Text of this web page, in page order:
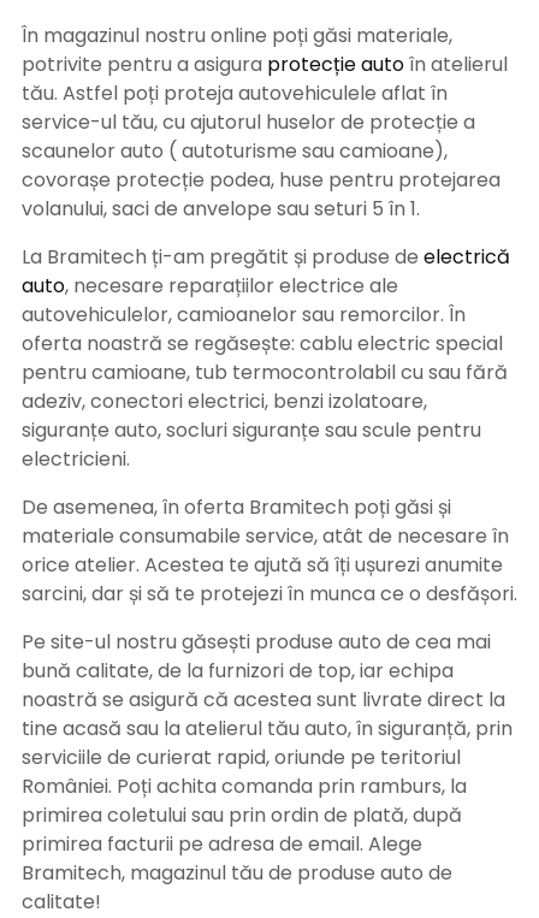
În magazinul nostru online poți găsi materiale,
potrivite pentru a asigura protecție autoîn atelierul
tău. Astfel poți proteja autovehiculele aflat în
service-ul tău, cu ajutorul huselor de protecție a
scaunelor auto ( autoturisme sau camioane),
covorașe protecție podea, huse pentru protejarea
volanului, saci de anvelope sau seturi 5 în 1.
La Bramitech ți-am pregătit și produse de electrică
auto, necesare reparațiilor electrice ale
autovehiculelor, camioanelor sau remorcilor. În
oferta noastră se regăsește: cablu electric special
pentru camioane, tub termocontrolabil cu sau fără
adeziv, conectori electrici, benzi izolatoare,
siguranțe auto, socluri siguranțe sau scule pentru
electricieni.
De asemenea, în oferta Bramitech poți găsi și
materiale consumabile service, atât de necesare în
orice atelier. Acestea te ajută să îți ușurezi anumite
sarcini, dar și să te protejezi în munca ce o desfășori.
Pe site-ul nostru găsești produse auto de cea mai
bună calitate, de la furnizori de top, iar echipa
noastră se asigură că acestea sunt livrate direct la
tine acasă sau la atelierul tău auto, în siguranță, prin
serviciile de curierat rapid, oriunde pe teritoriul
României. Poți achita comanda prin ramburs, la
primirea coletului sau prin ordin de plată, după
primirea facturii pe adresa de email. Alege
Bramitech, magazinul tău de produse auto de
calitate!